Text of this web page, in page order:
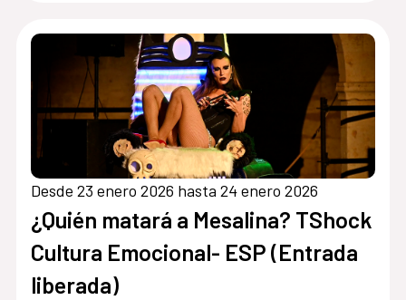
Desde 23 enero 2026 hasta 24 enero 2026
¿Quién matará a Mesalina? TShock
Cultura Emocional- ESP (Entrada
liberada)